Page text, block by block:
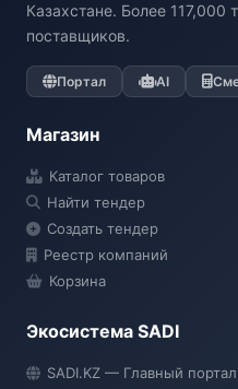
Казахстане. Более 117,000
поставщиков.
Портал AI
Магазин
Каталог товаров
Найти тендер
Создать тендер
Реестр компаний
Корзина
Экосистема SADI
SADI.KZ — Главный портал
●